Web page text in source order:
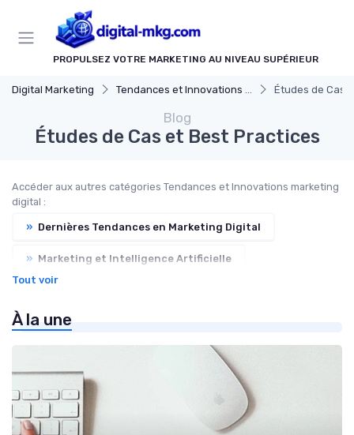
PROPULSEZ VOTRE MARKETING AU NIVEAU SUPÉRIEUR
Digital Marketing Tendances et Innovations marketing digital Études de Cas
Blog
Études de Cas et Best Practices
Accéder aux autres catégories Tendances et Innovations marketing
digital :
» Dernières Tendances en Marketing Digital
» Marketing et Intelligence Artificielle
» Marketing Digital et Réglementations
Tout voir
À la une
Panneau de gestion des cookies